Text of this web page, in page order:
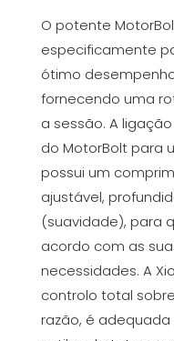
O potente
especificamente
ótimo
fornecendo uma
a sessão. A
do MotorBolt para
possui um
ajustável,
(suavidade), para
acordo com as
necessidades. A
controlo total
razão, é